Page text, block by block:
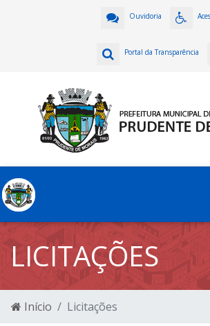
Ouvidoria
Portal da Transparência
LICITAÇÕES
Início Licitações